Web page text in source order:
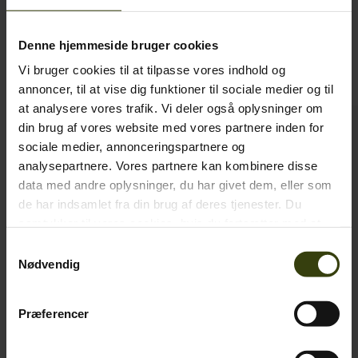
Denne hjemmeside bruger cookies
Vi bruger cookies til at tilpasse vores indhold og
annoncer, til at vise dig funktioner til sociale medier og til
at analysere vores trafik. Vi deler også oplysninger om
din brug af vores website med vores partnere inden for
sociale medier, annonceringspartnere og
analysepartnere. Vores partnere kan kombinere disse
data med andre oplysninger, du har givet dem, eller som
de har indsamlet fra din brug af deres tjenester. Du
Nødvendig
Præferencer
Lignende Produkter
SALE SALE